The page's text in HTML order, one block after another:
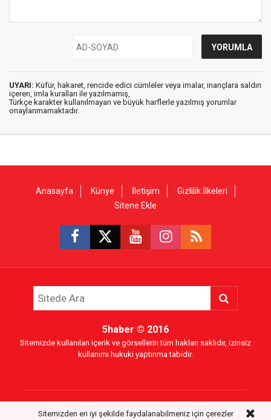
UYARI: Küfür, hakaret, rencide edici cümleler veya imalar, inançlara saldırı
içeren, imla kuralları ile yazılmamış,
Türkçe karakter kullanılmayan ve büyük harflerle yazılmış yorumlar
onaylanmamaktadır.
Anasayfa Künye İletişim
Gizlilik İlkeleri
Sitene Ekle
5haber © 2016
Sitemizde kullanılan içerik ve görsellerin tüm hakları saklıdır, izinsiz
kullanımı hukuki yaptırıma tabidir.
Sitemizden en iyi şekilde faydalanabilmeniz için çerezler